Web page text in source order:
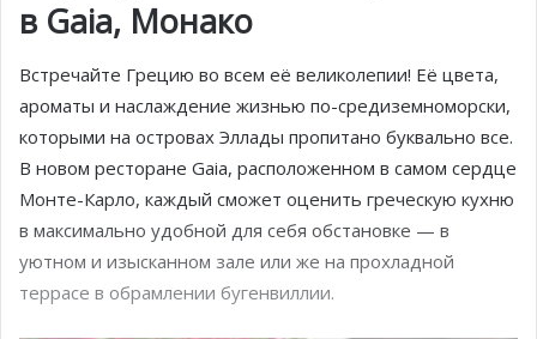
в Gaia, Монако
Встречайте Грецию во всем её великолепии! Её цвета,
ароматы и наслаждение жизнью по-средиземноморски,
которыми на островах Эллады пропитано буквально все.
В новом ресторане Gaia, расположенном в самом сердце
Монте-Карло, каждый сможет оценить греческую кухню
в максимально удобной для себя обстановке — в
уютном и изысканном зале или же на прохладной
террасе в обрамлении бугенвиллии.